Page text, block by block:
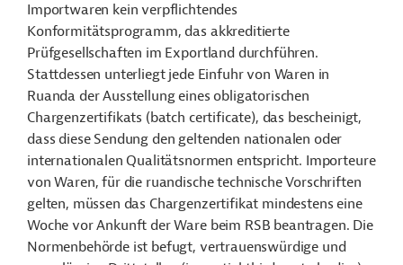
Importwaren kein verpflichtendes
Konformitätsprogramm, das akkreditierte
Prüfgesellschaften im Exportland durchführen.
Stattdessen unterliegt jede Einfuhr von Waren in
Ruanda der Ausstellung eines obligatorischen
Chargenzertifikats (batch certificate), das bescheinigt,
dass diese Sendung den geltenden nationalen oder
internationalen Qualitätsnormen entspricht. Importeure
von Waren, für die ruandische technische Vorschriften
gelten, müssen das Chargenzertifikat mindestens eine
Woche vor Ankunft der Ware beim RSB beantragen. Die
Normenbehörde ist befugt, vertrauenswürdige und